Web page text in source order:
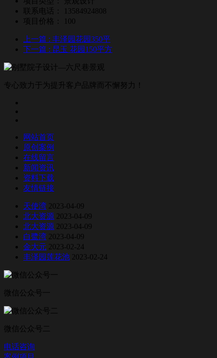
联系电话：
13584924808
项目价格：
100
上一篇 : 丰泽园花园350平
下一篇 : 昆玉 花园150平方
专心致力于为提升客户品牌而不懈努力！
网站首页
原创案例
在线留言
新闻资讯
资料下载
友情链接
天使湾 2023-04-09
北大资源 2023-04-09
北大资源 2023-04-09
白鹭湾 2023-04-09
金大元 2023-02-24
丰泽园莲花池 2023-02-24
微信公众号一
微信公众号二
电话咨询